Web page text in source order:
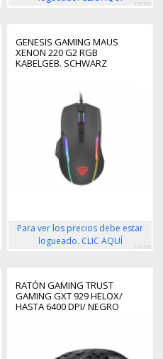
151700
GENESIS GAMING MAUS
XENON 220 G2 RGB
KABELGEB. SCHWARZ
Para ver los precios debe estar
logueado. CLIC AQUÍ
101159
RATÓN GAMING TRUST
GAMING GXT 929 HELOX/
HASTA 6400 DPI/ NEGRO